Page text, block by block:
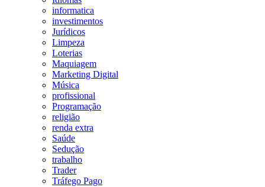
informatica
investimentos
Jurídicos
Limpeza
Loterias
Maquiagem
Marketing Digital
Música
profissional
Programação
religião
renda extra
Saúde
Sedução
trabalho
Trader
Tráfego Pago